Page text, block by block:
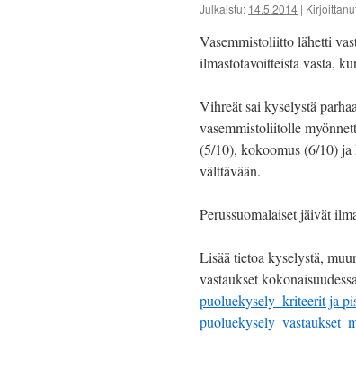
Julkaistu: 14.5.2014 |
Vasemmistoliitto lähetti
ilmastotavoitteista vasta,
Vihreät sai kyselystä
vasemmistoliitolle
(5/10), kokoomus (6/10)
välttävään.
Perussuomalaiset jäivät
Lisää tietoa kyselystä,
vastaukset
puoluekysely_kriteerit ja